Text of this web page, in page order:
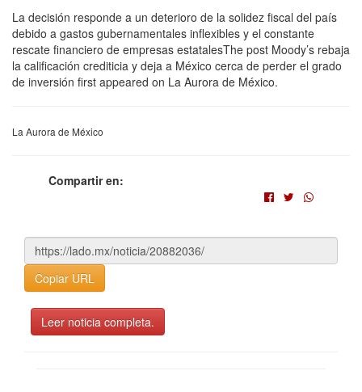
La decisión responde a un deterioro de la solidez fiscal del país
debido a gastos gubernamentales inflexibles y el constante
rescate financiero de empresas estatalesThe post Moody’s rebaja
la calificación crediticia y deja a México cerca de perder el grado
de inversión first appeared on La Aurora de México.
La Aurora de México
Compartir en:
Copiar URL
Leer noticia completa.